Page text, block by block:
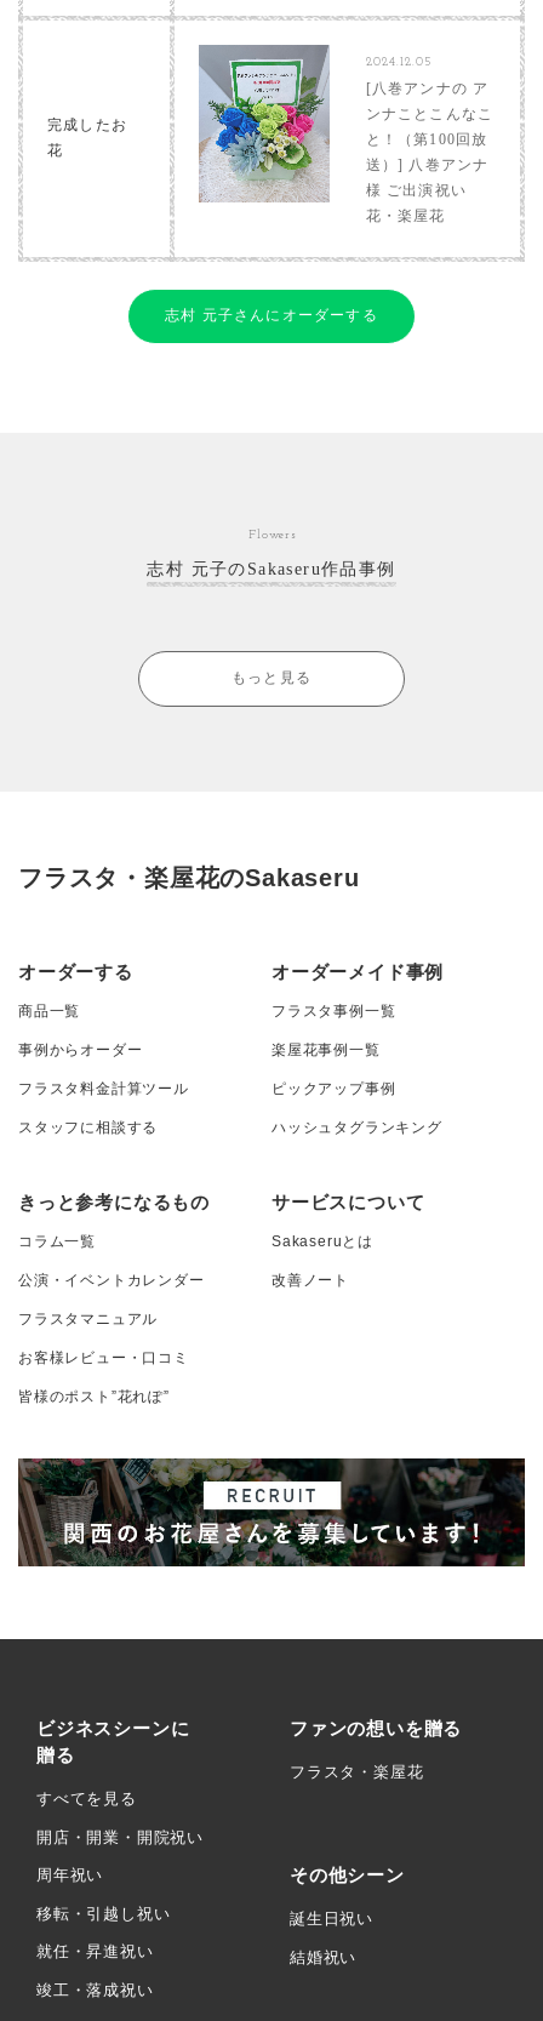
完成したお
花
2024.12.05
[八巻アンナの ア
ンナことこんなこ
と！（第100回放
送）] 八巻アンナ
様 ご出演祝い
花・楽屋花
志村 元子さんにオーダーする
Flowers
志村 元子のSakaseru作品事例
もっと見る
フラスタ・楽屋花のSakaseru
オーダーする
商品一覧
事例からオーダー
フラスタ料金計算ツール
スタッフに相談する
オーダーメイド事例
フラスタ事例一覧
楽屋花事例一覧
ピックアップ事例
ハッシュタグランキング
きっと参考になるもの
コラム一覧
公演・イベントカレンダー
フラスタマニュアル
お客様レビュー・口コミ
皆様のポスト”花れぽ”
サービスについて
Sakaseruとは
改善ノート
ビジネスシーンに
贈る
すべてを見る
開店・開業・開院祝い
周年祝い
移転・引越し祝い
就任・昇進祝い
竣工・落成祝い
ファンの想いを贈る
フラスタ・楽屋花
その他シーン
誕生日祝い
結婚祝い